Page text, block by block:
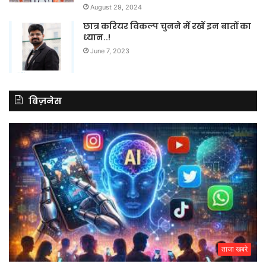
August 29, 2024
छात्र करियर विकल्प चुनने में रखें इन बातों का
ध्यान..!
June 7, 2023
बिज़नेस
ताजा खबरे